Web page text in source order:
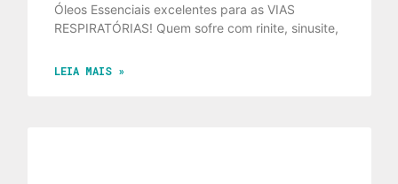
Óleos Essenciais excelentes para as VIAS
RESPIRATÓRIAS! Quem sofre com rinite, sinusite,
LEIA MAIS »